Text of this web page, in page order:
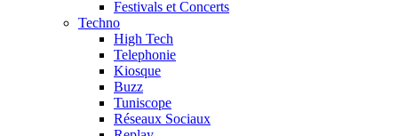
Festivals et Concerts
Techno
High Tech
Telephonie
Kiosque
Buzz
Tuniscope
Réseaux Sociaux